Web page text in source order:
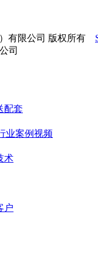
有限公司 版权所有
司
配套
业案例视频
术
户